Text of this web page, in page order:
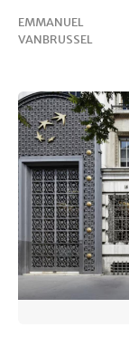
EMMANUEL
VANBRUSSEL